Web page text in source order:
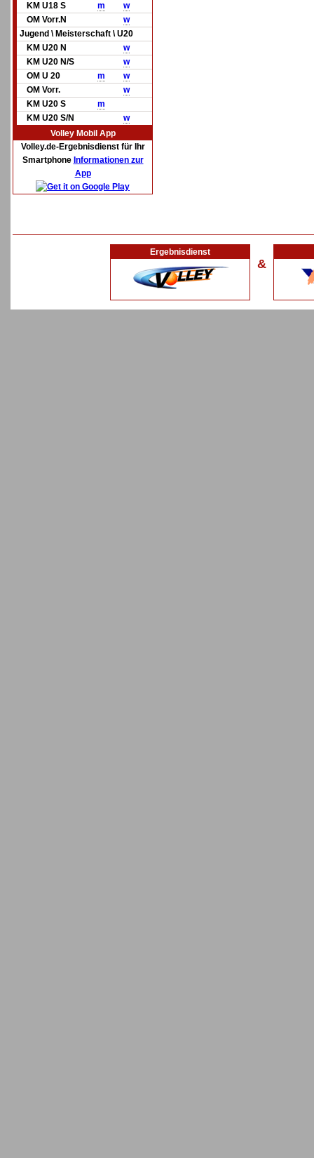
KM U18 S
m
w
OM Vorr.N
w
Jugend \ Meisterschaft \ U20
KM U20 N
w
KM U20 N/S
w
OM U 20
m
w
OM Vorr.
w
KM U20 S
m
KM U20 S/N
w
Volley Mobil App
Volley.de-Ergebnisdienst für Ihr
Smartphone Informationen zur
App
Ergebnisdienst
&